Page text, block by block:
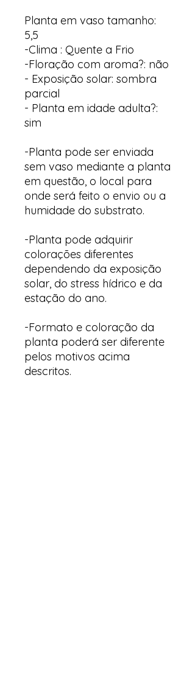
Planta em vaso tamanho:
5,5
-Clima : Quente a Frio
-Floração com aroma?: não
- Exposição solar: sombra
parcial
- Planta em idade adulta?:
sim
-Planta pode ser enviada
sem vaso mediante a planta
em questão, o local para
onde será feito o envio ou a
humidade do substrato.
-Planta pode adquirir
colorações diferentes
dependendo da exposição
solar, do stress hídrico e da
estação do ano.
-Formato e coloração da
planta poderá ser diferente
pelos motivos acima
descritos.